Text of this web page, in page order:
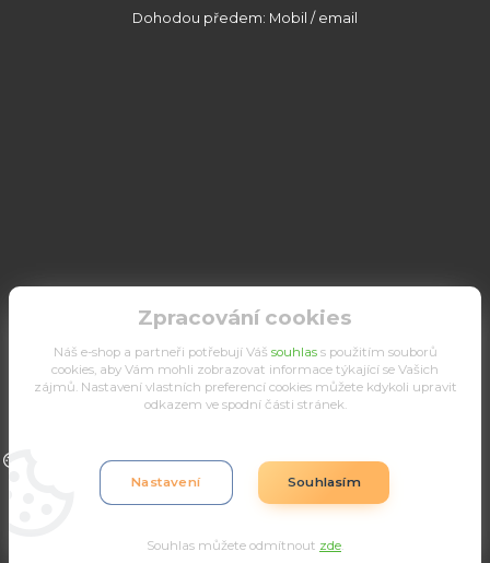
Dohodou předem: Mobil / email
Upravit sběr cookies.
Eshop-rychle.cz
Zpracování cookies
Náš e-shop a partneři potřebují Váš souhlass použitím souborů
cookies, aby Vám mohli zobrazovat informace týkající se Vašich
zájmů. Nastavení vlastních preferencí cookies můžete kdykoli upravit
odkazem ve spodní části stránek.
Nastavení Souhlasím
Souhlas můžete odmítnout zde.